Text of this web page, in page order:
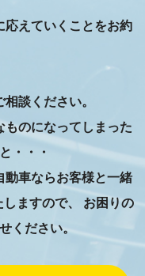
応えていくことをお約
談ください。
のになってしまった
・・・
動車ならお客様と一緒
ますので、
お困りの
ください。